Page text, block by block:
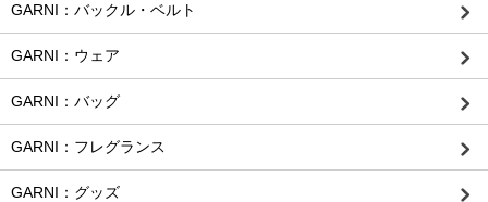
GARNI：バックル・ベルト
GARNI：ウェア
GARNI：バッグ
GARNI：フレグランス
GARNI：グッズ